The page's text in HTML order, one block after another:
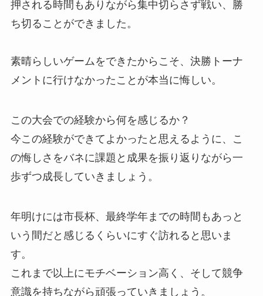
押される時間もありながら集中切らさず戦い、勝
ち切ることができました。
素晴らしいゲームをできたからこそ、決勝トーナ
メントに行けなかったことが本当に悔しい。
この大会での経験から何を感じるか？
今この経験ができてよかったと思えるように、こ
の悔しさをバネに課題と成果を振り返りながら一
歩ずつ成長していきましょう。
年明けには市長杯、最終学年までの時間もあっと
いう間だと感じるくらいにすぐ訪れると思いま
す。
これまで以上にモチベーション高く、そして競争
意識を持ちながら頑張っていきましょう。